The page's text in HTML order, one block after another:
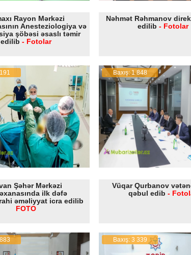
Rayon Mərkəzi
Anesteziologiya və
şöbəsi əsaslı təmir
edilib - Fotolar
Nəhmət Rəhmanov
edilib - Fotolar
Şəhər Mərkəzi
ilk dəfə
əməliyyat icra edilib
FOTO
Baxış: 1 848
Vüqar Qurbanov
qəbul edib -
Baxış: 3 339